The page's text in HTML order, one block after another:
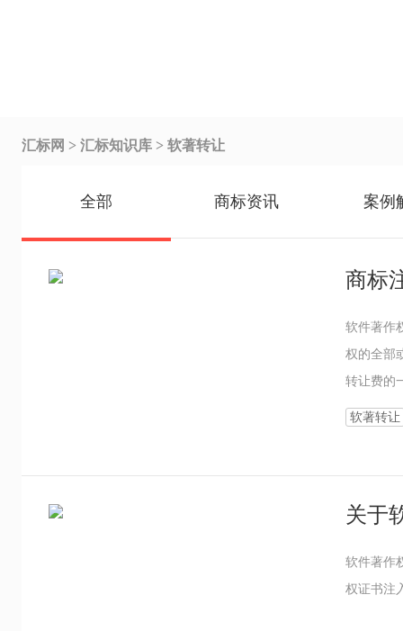
汇标网 > 汇标知识库 > 软著转让
全部 商标资讯 案例
软件著作
权的全部
转让费的
软著转让
关于
软件著作
权证书注